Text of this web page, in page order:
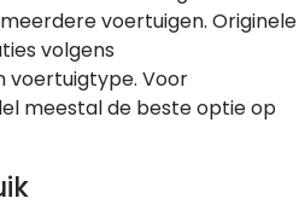
voertuigen. Originele
volgens
voertuigtype. Voor
meestal de beste optie op